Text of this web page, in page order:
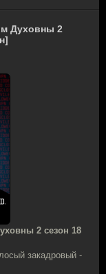
Духовны 2
2 сезон 18
закадровый -